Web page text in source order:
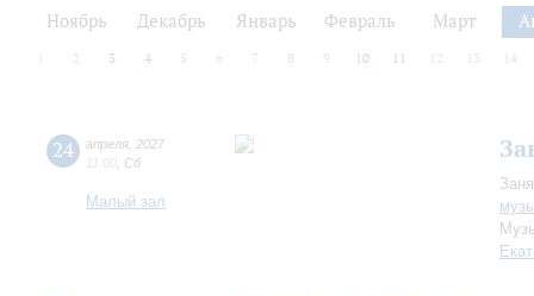
Ноябрь Декабрь Январь Февраль Март
2 3 4 5 6 7 8 9 10 11 12 13 14
24 апреля 2027
11:00 Сб
Малый зал